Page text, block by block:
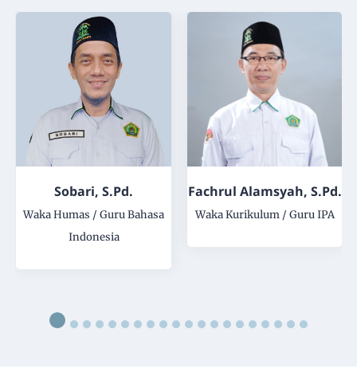
Fachrul Alamsyah, S.Pd.
Waka Kurikulum / Guru IPA
Alim Darmawan
Burhan, M.Pd., Gr.